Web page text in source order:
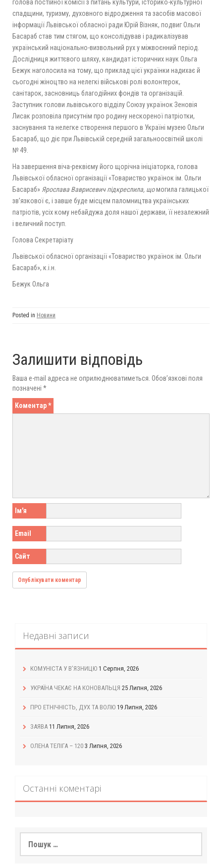
голова постійної комісії з питань культури, історико-культурної
спадщини, туризму, духовного відродження та засобів масової
інформації Львівської обласної ради Юрій Візняк, подвиг Ольги
Басараб став тим стягом, що консолідував і радикалізував
український національно-визвольний рух у міжвоєнний період.
Дослідниця життєвого шляху, кандидат історичних наук Ольга
Бежук наголосила на тому, що приклад цієї українки надихає й
сьогодні жіноцтво на нелегкі військові ролі волонтерок,
санітарок, засновниць благодійних фондів та організацій.
Заступник голови львівського відділу Союзу українок Зеновія
Лисак розповіла присутнім про родину нескореної патріотки,
заснування та нелегке створення першого в Україні музею Ольги
Басараб, що діє при Львівській середній загальноосвітній школі
№ 49.
На завершення віча-реквієму його щорічна ініціаторка, голова
Львівської обласної організації «Товариство українок ім. Ольги
Басараб» Ярослава Ваврисевич підкреслила, щомогила галицької
зв’язкової є, і завше буде місцем паломництва українських
патріотів, усіх кому небайдужа доля нашої держави, її незалежний
і величний поступ.
Голова Секретаріату
Львівської обласної організації «Товариство українок ім. Ольги
Басараб», к.і.н.
Бежук Ольга
Posted in Новини
Залишити відповідь
Ваша e-mail адреса не оприлюднюватиметься. Обов’язкові поля
позначені *
Коментар*
Ім'я
Email
Сайт
Недавні записи
КОМУНІСТА У В’ЯЗНИЦЮ 1 Серпня, 2026
УКРАЇНА ЧЕКАЄ НА КОНОВАЛЬЦЯ 25 Липня, 2026
ПРО ЕТНІЧНІСТЬ, ДУХ ТА ВОЛЮ 19 Липня, 2026
ЗАЯВА 11 Липня, 2026
ОЛЕНА ТЕЛІГА – 120 3 Липня, 2026
Останні коментарі